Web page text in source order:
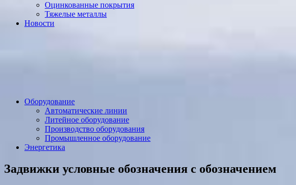
Оцинкованные покрытия
Тяжелые металлы
Новости
Оборудование
Автоматические линии
Литейное оборудование
Производство оборудования
Промышленное оборудование
Энергетика
Задвижки условные обозначения с обозначением